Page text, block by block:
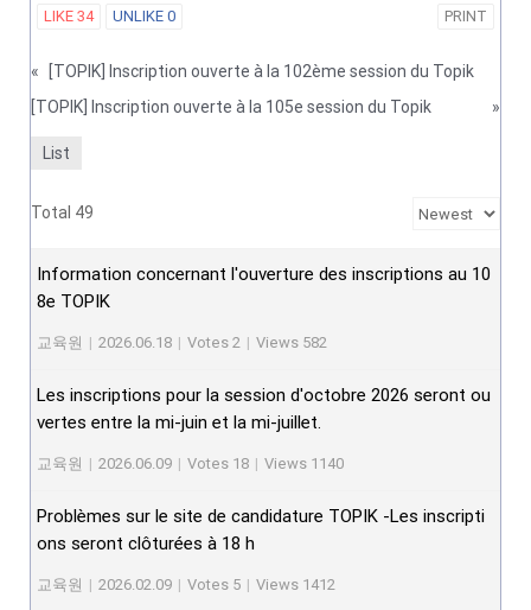
LIKE 34 UNLIKE 0 PRINT
«
[TOPIK] Inscription ouverte à la 102ème session du Topik
[TOPIK] Inscription ouverte à la 105e session du Topik
»
List
Total 49
Information concernant l'ouverture des inscriptions au 10
8e TOPIK
교육원 | 2026.06.18 | Votes 2 | Views 582
Les inscriptions pour la session d'octobre 2026 seront ou
vertes entre la mi-juin et la mi-juillet.
교육원 | 2026.06.09 | Votes 18 | Views 1140
Problèmes sur le site de candidature TOPIK -Les inscripti
ons seront clôturées à 18 h
교육원 | 2026.02.09 | Votes 5 | Views 1412